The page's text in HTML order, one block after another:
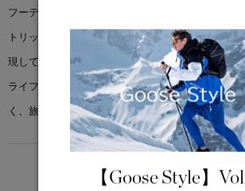
フーディー」をカナダグースの多機能性素材、リ
トリップストップでアップデート。優れた耐久性
現しています。季節の変わり目に最適なこのアイ
ライフスタイルをサポートします。気温が下がっ
く、旅行の際はコンパクトに収納できます。
5°C / -5°C
【Goose Style】